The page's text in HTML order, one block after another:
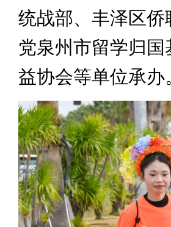
统战部、丰泽区
党泉州市留学归
益协会等单位承